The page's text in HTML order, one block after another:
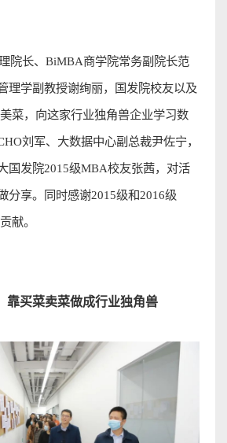
院长、 BiMBA商学院常务副院长范
理学副教授谢绚丽，
国发院校友以及
菜，向这家行业独角兽企业学习数
刘军、大数据中心副总裁尹佐宁，
国发院2015级MBA校友张茜，对活
分享。同时感谢2015级和2016级
献。
靠买菜卖菜做成行业独角兽